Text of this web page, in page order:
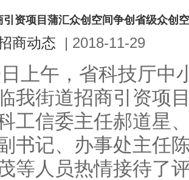
引资项目蒲汇众创空间争创省级众创
商动态 | 2018-11-29
上午，省科技厅中
我街道招商引资项
工信委主任郝道星
书记、办事处主任
等人员热情接待了